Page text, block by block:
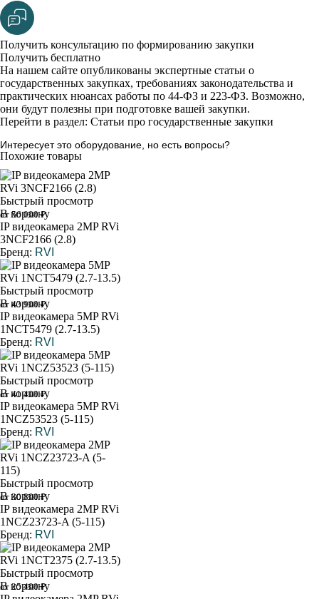
Получить консультацию по формированию закупки
Получить бесплатно
На нашем сайте опубликованы экспертные статьи о
государственных закупках, требованиях законодательства и
практических нюансах работы по 44-ФЗ и 223-ФЗ. Возможно,
они будут полезны при подготовке вашей закупки.
Перейти в раздел: Статьи про государственные закупки
Интересует это оборудование, но есть вопросы?
Похожие товары
Быстрый просмотр
В корзину
от 56 000 ₽
IP видеокамера 2MP RVi
3NCF2166 (2.8)
Бренд: RVI
Быстрый просмотр
В корзину
от 43 900 ₽
IP видеокамера 5MP RVi
1NCT5479 (2.7-13.5)
Бренд: RVI
Быстрый просмотр
В корзину
от 41 400 ₽
IP видеокамера 5MP RVi
1NCZ53523 (5-115)
Бренд: RVI
Быстрый просмотр
В корзину
от 30 800 ₽
IP видеокамера 2MP RVi
1NCZ23723-A (5-115)
Бренд: RVI
Быстрый просмотр
В корзину
от 25 400 ₽